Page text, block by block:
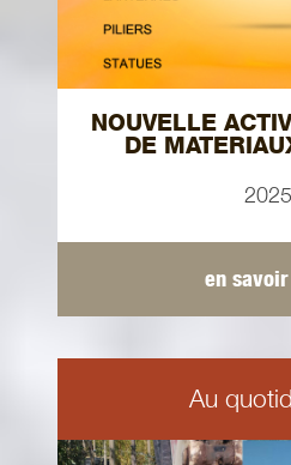
NOUVELLE
DE
2025
en
Au